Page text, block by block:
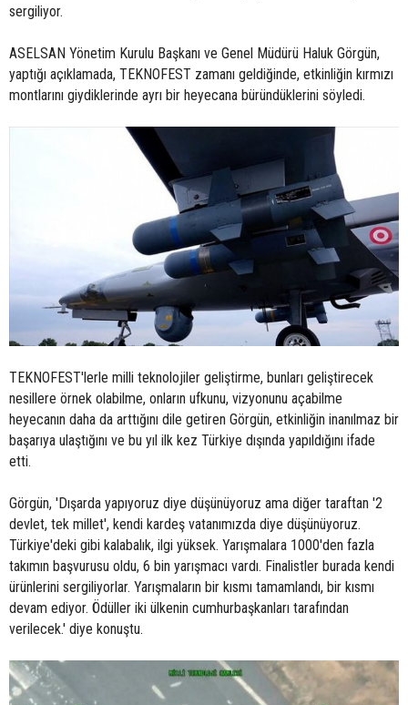
sergiliyor.
ASELSAN Yönetim Kurulu Başkanı ve Genel Müdürü Haluk Görgün,
yaptığı açıklamada, TEKNOFEST zamanı geldiğinde, etkinliğin kırmızı
montlarını giydiklerinde ayrı bir heyecana büründüklerini söyledi.
TEKNOFEST'lerle milli teknolojiler geliştirme, bunları geliştirecek
nesillere örnek olabilme, onların ufkunu, vizyonunu açabilme
heyecanın daha da arttığını dile getiren Görgün, etkinliğin inanılmaz bir
başarıya ulaştığını ve bu yıl ilk kez Türkiye dışında yapıldığını ifade
etti.
Görgün, 'Dışarda yapıyoruz diye düşünüyoruz ama diğer taraftan '2
devlet, tek millet', kendi kardeş vatanımızda diye düşünüyoruz.
Türkiye'deki gibi kalabalık, ilgi yüksek. Yarışmalara 1000'den fazla
takımın başvurusu oldu, 6 bin yarışmacı vardı. Finalistler burada kendi
ürünlerini sergiliyorlar. Yarışmaların bir kısmı tamamlandı, bir kısmı
devam ediyor. Ödüller iki ülkenin cumhurbaşkanları tarafından
verilecek.' diye konuştu.